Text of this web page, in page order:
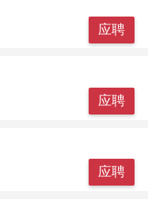
应聘
应聘
应聘